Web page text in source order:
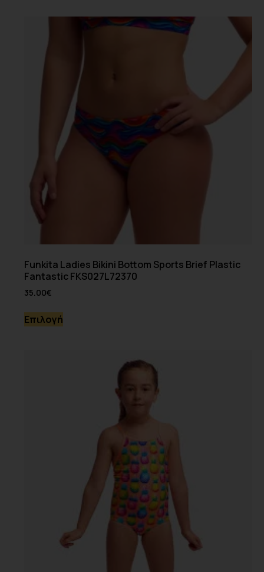
Funkita Ladies Bikini Bottom Sports Brief Plastic
Fantastic FKS027L72370
35.00€
Επιλογή